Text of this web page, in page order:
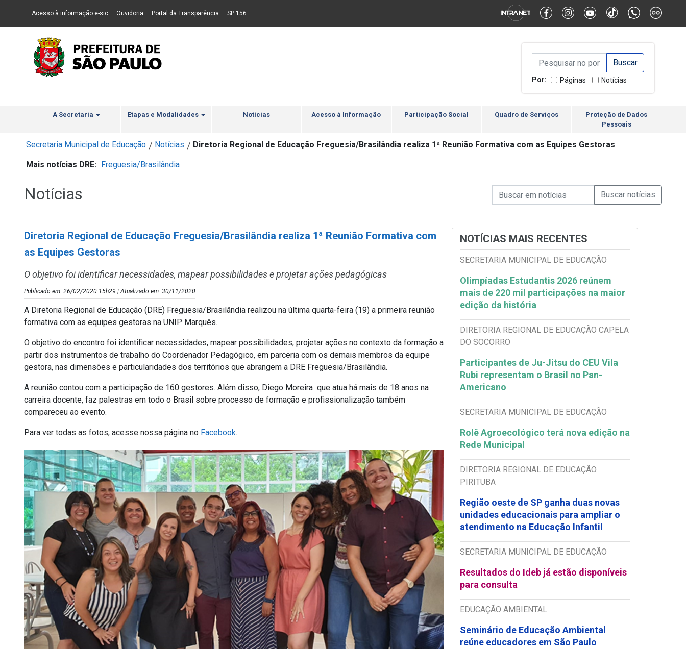
Ir ao Conteúdo Ir para menu principal 2 Ir para busca Ir para rodapé Alternar Alto Contraste Alternar Tamanho da Fonte
Acesso à informação e-sic(Link para um novo sítio)
Ouvidoria (Link para um novo sítio)
Portal da Transparência (Link para um novo sítio)
SP 156
Campo de Busca de
Campo de Busca de informaçõesEnviar a Busca
Por: Páginas Notícias
A Secretaria Etapas e Modalidades Notícias Acesso à Informação Participação Social Quadro de Serviços
Proteção de Dados
Pessoais
Secretaria Municipal de Educação / Notícias / Diretoria Regional de Educação Freguesia/Brasilândia realiza 1ª Reunião Formativa com as Equipes Gestoras
Mais notícias DRE: Freguesia/Brasilândia
Notícias Campo de Busca de Notícias
Campo de Busca de informaçõesEnviar a Busca de
Diretoria Regional de Educação Freguesia/Brasilândia realiza 1ª Reunião Formativa com
as Equipes Gestoras
O objetivo foi identificar necessidades, mapear possibilidades e projetar ações pedagógicas
Publicado em: 26/02/2020 15h29 | Atualizado em: 30/11/2020
A Diretoria Regional de Educação (DRE) Freguesia/Brasilândia realizou na última quarta-feira (19) a primeira reunião
formativa com as equipes gestoras na UNIP Marquês.
O objetivo do encontro foi identificar necessidades, mapear possibilidades, projetar ações no contexto da formação a
partir dos instrumentos de trabalho do Coordenador Pedagógico, em parceria com os demais membros da equipe
gestora, nas dimensões e particularidades dos territórios que abrangem a DRE Freguesia/Brasilândia.
A reunião contou com a participação de 160 gestores. Além disso, Diego Moreira que atua há mais de 18 anos na
carreira docente, faz palestras em todo o Brasil sobre processo de formação e profissionalização também
compareceu ao evento.
Para ver todas as fotos, acesse nossa página no Facebook.
NOTÍCIAS MAIS RECENTES
SECRETARIA MUNICIPAL DE EDUCAÇÃO
Olimpíadas Estudantis 2026 reúnem
mais de 220 mil participações na maior
edição da história
DIRETORIA REGIONAL DE EDUCAÇÃO CAPELA
DO SOCORRO
Participantes de Ju-Jitsu do CEU Vila
Rubi representam o Brasil no Pan-
Americano
SECRETARIA MUNICIPAL DE EDUCAÇÃO
Rolê Agroecológico terá nova edição na
Rede Municipal
DIRETORIA REGIONAL DE EDUCAÇÃO
PIRITUBA
Região oeste de SP ganha duas novas
unidades educacionais para ampliar o
atendimento na Educação Infantil
SECRETARIA MUNICIPAL DE EDUCAÇÃO
Resultados do Ideb já estão disponíveis
para consulta
EDUCAÇÃO AMBIENTAL
Seminário de Educação Ambiental
reúne educadores em São Paulo